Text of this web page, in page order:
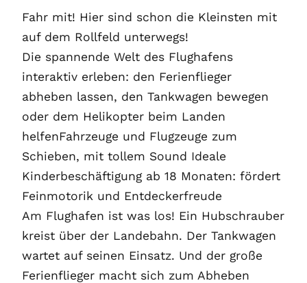
Fahr mit! Hier sind schon die Kleinsten mit
auf dem Rollfeld unterwegs!
Die spannende Welt des Flughafens
interaktiv erleben: den Ferienflieger
abheben lassen, den Tankwagen bewegen
oder dem Helikopter beim Landen
helfenFahrzeuge und Flugzeuge zum
Schieben, mit tollem Sound Ideale
Kinderbeschäftigung ab 18 Monaten: fördert
Feinmotorik und Entdeckerfreude
Am Flughafen ist was los! Ein Hubschrauber
kreist über der Landebahn. Der Tankwagen
wartet auf seinen Einsatz. Und der große
Ferienflieger macht sich zum Abheben